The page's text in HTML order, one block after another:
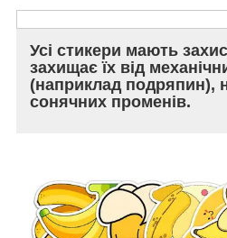
Усі стикери мають
захищає їх від
(наприклад подряпин),
сонячних променів.